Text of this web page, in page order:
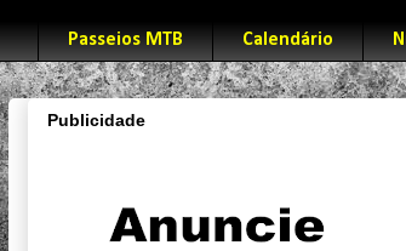
Passeios MTB Calendário
Publicidade